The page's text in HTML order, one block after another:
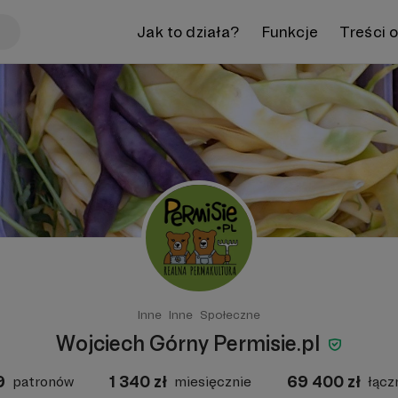
Jak to działa? Funkcje Treści
Inne Inne Społeczne
Wojciech Górny Permisie.pl
patronów 1 340 zł miesięcznie 69 400 zł